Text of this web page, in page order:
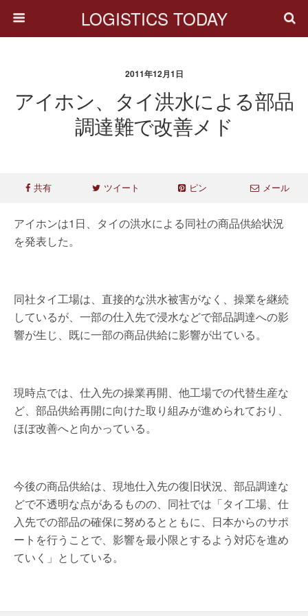
LOGISTICS TODAY
2011年12月1日
アイホン、タイ洪水による部品
調達難で改善メド
共有 ツイート ピン メール
アイホンは1日、タイの洪水による同社の商品供給状況
を発表した。
同社タイ工場は、直接的な洪水被害がなく、操業を継続
しているが、一部の仕入先で浸水などで部品調達への影
響が生じ、既に一部の商品供給に影響が出ている。
現時点では、仕入先の操業再開、他工場での代替生産な
ど、部品供給再開に向けた取り組みが進められており、
ほぼ改善へと向かっている。
今後の商品供給は、現地仕入先の復旧状況、部品調達な
どで不透明な点があるものの、同社では「タイ工場、仕
入先での部品の確保に努めるとともに、日本からのサポ
ートを行うことで、影響を最小限とするよう対応を進め
ていく」としている。